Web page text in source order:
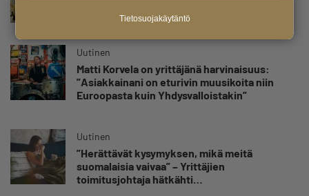
Uutinen
Matti Korvela on yrittäjänä harvinaisuus:
”Asiakkainani on eturivin muusikoita niin
Euroopasta kuin Yhdysvalloistakin”
Uutinen
”Herättävät kysymyksen, mikä meitä
suomalaisia vaivaa” – Yrittäjien
toimitusjohtaja hätkähti
Tietosuojakäytäntö